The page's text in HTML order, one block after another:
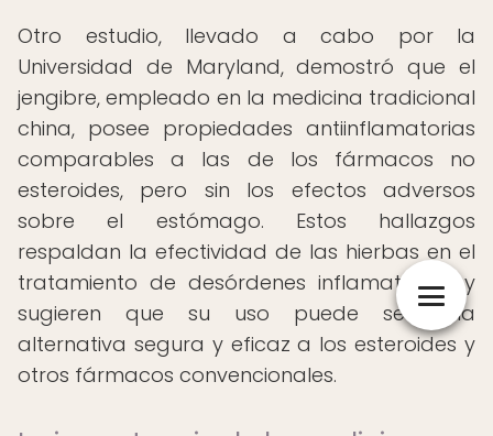
Otro estudio, llevado a cabo por la
Universidad de Maryland, demostró que el
jengibre, empleado en la medicina tradicional
china, posee propiedades antiinflamatorias
comparables a las de los fármacos no
esteroides, pero sin los efectos adversos
sobre el estómago. Estos hallazgos
respaldan la efectividad de las hierbas en el
tratamiento de desórdenes inflamatorios, y
sugieren que su uso puede ser una
alternativa segura y eficaz a los esteroides y
otros fármacos convencionales.